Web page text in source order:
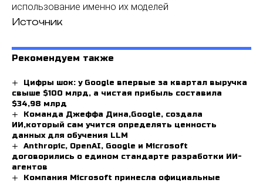
использование именно их моделей
Источник
Рекомендуем также
Цифры шок: у Google впервые за квартал выручка
свыше $100 млрд, а чистая прибыль составила
$34,98 млрд
Команда Джеффа Дина,Google, создала
ИИ,который сам учится определять ценность
данных для обучения LLM
Anthropic, OpenAI, Google и Microsoft
договорились о едином стандарте разработки ИИ-
агентов
Компания Microsoft принесла официальные